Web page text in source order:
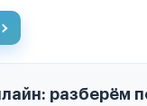
разберём